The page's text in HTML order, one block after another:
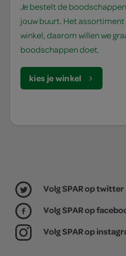
Je bestelt de
jouw buurt. Het assortiment
winkel, daarom willen we
boodschappen doet.
kies je winkel
Volg SPAR op twitter
Volg SPAR op
Volg SPAR op